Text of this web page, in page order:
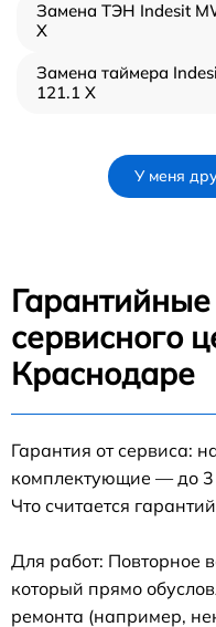
Замена ТЭН Indesit
X
Замена таймера
121.1 X
У меня
Гарантийные
сервисного
Краснодаре
Гарантия от сервиса:
комплектующие — до 3
Что считается
Для работ: Повторное
который прямо
ремонта (например,